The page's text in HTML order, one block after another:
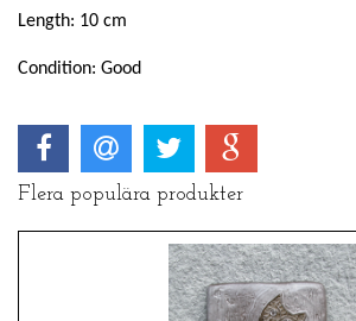
Length: 10 cm
Condition: Good
Flera populära produkter